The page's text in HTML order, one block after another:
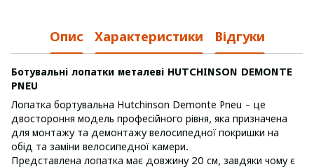
Опис Характеристики Відгуки
Ботувальні лопатки металеві HUTCHINSON DEMONTE
PNEU
Лопатка бортувальна Hutchinson Demonte Pneu - це
двостороння модель професійного рівня, яка призначена
для монтажу та демонтажу велосипедної покришки на
обід та заміни велосипедної камери.
Представлена лопатка має довжину 20 см, завдяки чому є